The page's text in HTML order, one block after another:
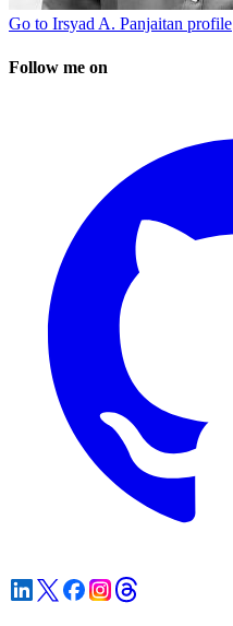
Go to Irsyad A. Panjaitan profile
Follow me on